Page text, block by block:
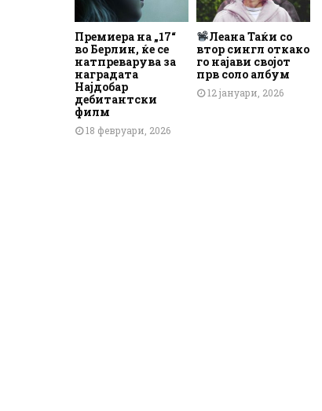
Премиера на „17“
во Берлин, ќе се
натпреварува за
наградата
Најдобар
дебитантски
филм
18 февруари, 2026
Леана Таќи со
втор сингл откако
го најави својот
прв соло албум
12 јануари, 2026